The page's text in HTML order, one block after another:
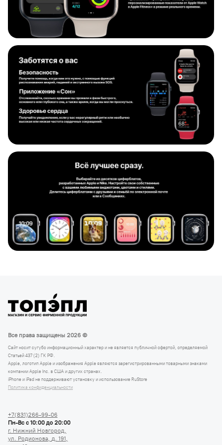
Все права защищены 2026 ©
Сайт носит сугубо информационный характер и не является публичной офертой, определяемой
Статьей 437 (2) ГК РФ.
Apple, логотип Apple и изображения Apple являются зарегистрированными товарными знаками
компании Apple Inc. в США и других странах.
iPhone и iPad не поддерживают установку и использование RuStore
Политика конфиденциальности
+7(831)266-99-06
Пн-Вс с 10:00 до 20:00
г. Нижний Новгород,
ул. Родионова, д. 191,